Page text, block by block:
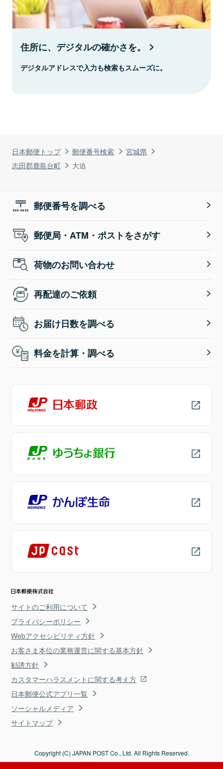
日本郵便トップ 郵便番号検索
宮城県
志田郡鹿島台町
大迫
住所に、デジタルの確かさを。
デジタルアドレスで入力も検索もスムーズに。
郵便番号を調べる
郵便局・ATM・ポストをさがす
荷物のお問い合わせ
再配達のご依頼
お届け日数を調べる
料金を計算・調べる
サイトのご利用について
プライバシーポリシー
Webアクセシビリティ方針
お客さま本位の業務運営に関する基本方針
勧誘方針
カスタマーハラスメントに関する考え方
日本郵便公式アプリ一覧
ソーシャルメディア
サイトマップ
Copyright (C) JAPAN POST Co., Ltd. All Rights Reserved.